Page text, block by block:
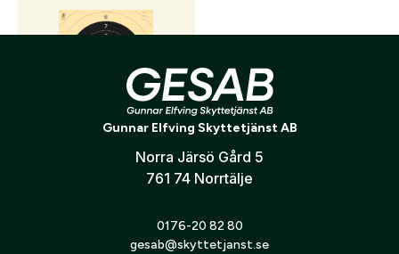
Pistolspegel till 24630
Gunnar Elfving Skyttetjänst AB
Norra Järsö Gård 5
761 74 Norrtälje
0176-20 82 80
gesab@skyttetjanst.se